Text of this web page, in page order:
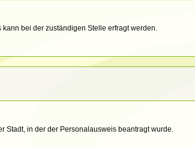
bei der zuständigen Stelle erfragt werden.
Stadt, in der der Personalausweis beantragt wurde.